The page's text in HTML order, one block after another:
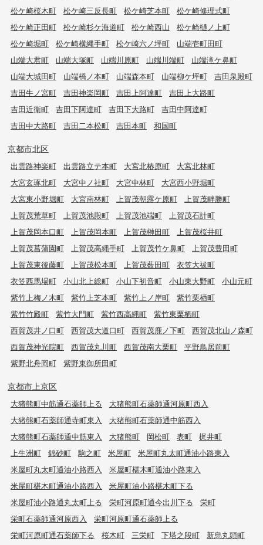
松ケ崎桜木町
松ケ崎三反長町 松ケ崎芝本町
松ケ崎修理式町
松ケ崎正田町
松ケ崎杉ケ海道町 松ケ崎西山
松ケ崎樋ノ上町
松ケ崎堀町
松ケ崎横縄手町 松ケ崎六ノ坪町
山端壱町田町
山端大君町
山端大塚町 山端川原町 山端川端町
山端滝ケ鼻町
山端大城田町
山端橋ノ本町 山端森本町 山端柳ケ坪町
吉田泉殿町
吉田牛ノ宮町
吉田神楽岡町 吉田上阿達町
吉田上大路町
吉田近衛町
吉田下阿達町 吉田下大路町
吉田中阿達町
吉田中大路町
吉田二本松町 吉田本町 和国町
京都市北区
出雲路神楽町 出雲路立テ本町 大宮北椿原町
大宮北林町
大宮玄琢北町
大宮中ノ社町 大宮中林町
大宮西小野堀町
大宮東小野堀町
大宮南林町 上賀茂朝露ケ原町
上賀茂畔勝町
上賀茂荒草町
上賀茂池殿町 上賀茂池端町
上賀茂石計町
上賀茂岡本口町
上賀茂岡本町 上賀茂榊田町
上賀茂桜井町
上賀茂菖蒲園町
上賀茂高縄手町 上賀茂竹ケ鼻町
上賀茂豊田町
上賀茂東後藤町
上賀茂松本町 上賀茂薮田町
衣笠大祓町
衣笠西馬場町
小山北上総町 小山下初音町 小山東大野町
小山元町
紫竹上梅ノ木町
紫竹上芝本町 紫竹上ノ岸町
紫竹栗栖町
紫竹竹殿町
紫竹大門町 紫竹西高縄町
紫竹東栗栖町
西賀茂井ノ口町
西賀茂大道口町 西賀茂鹿ノ下町
西賀茂北山ノ森町
西賀茂神光院町
西賀茂丸川町 西賀茂南大栗町
平野鳥居前町
紫野北舟岡町
紫野東御所田町
京都市上京区
大猪熊町中筋通石薬師上る
大猪熊町石薬師通河原町西入
大猪熊町石薬師通寺町東入
大猪熊町石薬師通中筋西入
大猪熊町石薬師通中筋東入
大猪熊町 岡松町 表町
梶井町
上生洲町
錦砂町 駒之町 米屋町
米屋町丸太町通油小路東入
米屋町丸太町通油小路西入
米屋町椹木町通油小路東入
米屋町椹木町通油小路西入
米屋町油小路椹木町下る
米屋町油小路通丸太町上る
栄町河原町通今出川下る
栄町
栄町石薬師通河原西入
栄町河原町通石薬師上る
栄町河原町通石薬師下る
桜木町 三栄町 下塔之段町
新烏丸頭町